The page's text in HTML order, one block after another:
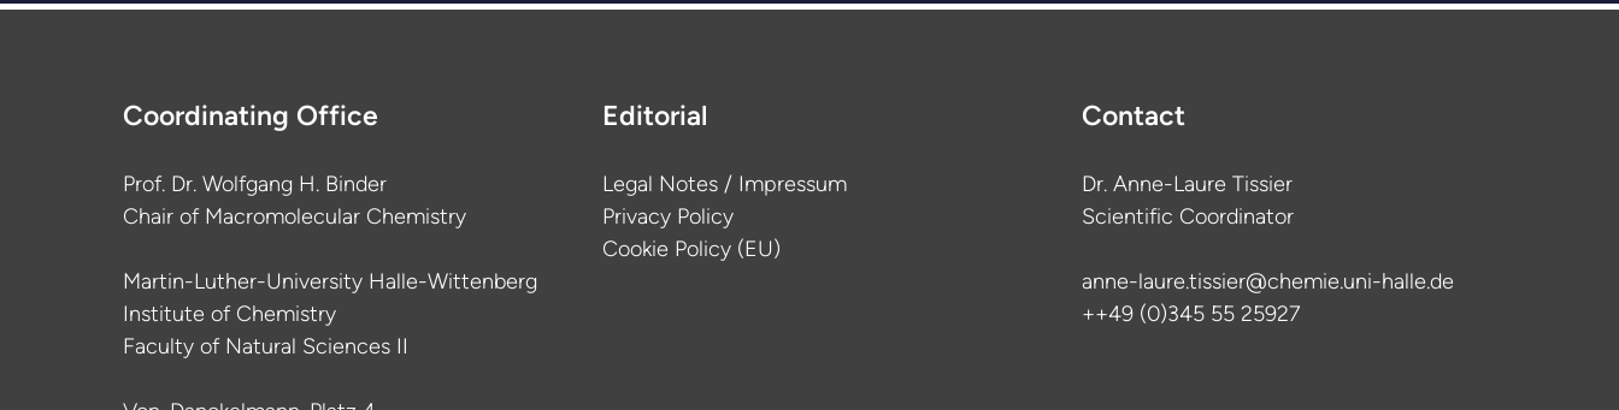
Coordinating Office
Prof. Dr. Wolfgang H. Binder
Chair of Macromolecular Chemistry
Martin-Luther-University Halle-Wittenberg
Institute of Chemistry
Faculty of Natural Sciences II
Editorial
Legal Notes / Impressum
Privacy Policy
Cookie Policy (EU)
Contact
Dr. Anne-Laure Tissier
Scientific Coordinator
anne-laure.tissier@chemie.uni-halle.de
++49 (0)345 55 25927